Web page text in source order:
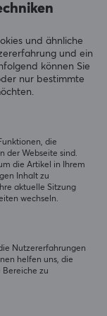
SP-005
vor 3 Monaten
und ähnliche
und ein
können Sie
nur bestimmte
die
der Webseite sind.
die Artikel in Ihrem
Inhalt zu
aktuelle Sitzung
wechseln.
Nutzererfahrungen
helfen uns, die
Bereiche zu